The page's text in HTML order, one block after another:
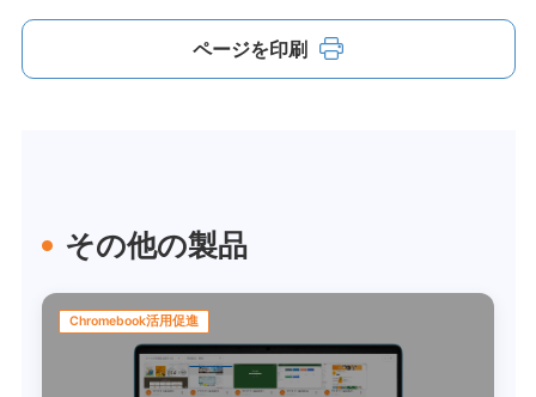
ページを印刷
その他の製品
Chromebook活用促進